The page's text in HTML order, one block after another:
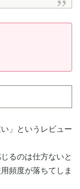
」というレビュー
るのは仕方ないと
頻度が落ちてしま